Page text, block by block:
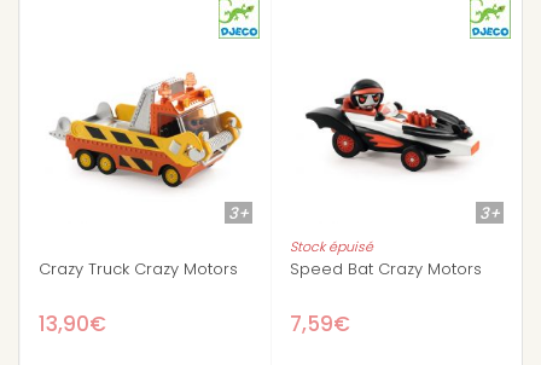
3+
Crazy Truck Crazy Motors
13,90€
3+
Stock épuisé
Speed Bat Crazy Motors
7,59€